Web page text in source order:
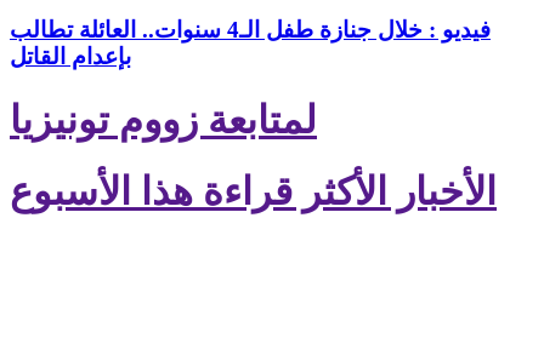
فيديو : خلال جنازة طفل الـ4 سنوات.. العائلة تطالب
بإعدام القاتل
لمتابعة زووم تونيزيا
الأخبار الأكثر قراءة هذا الأسبوع